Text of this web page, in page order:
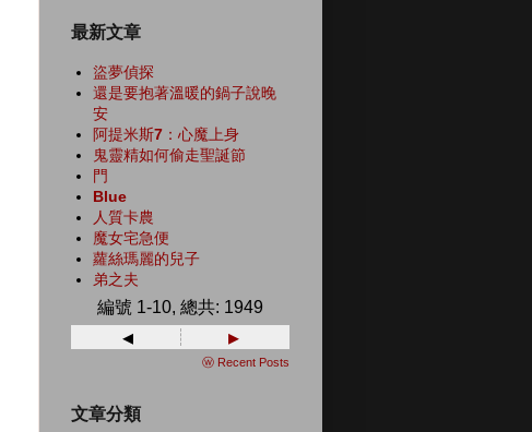
最新文章
盜夢偵探
還是要抱著溫暖的鍋子說晚
安
阿提米斯7：心魔上身
鬼靈精如何偷走聖誕節
門
Blue
人質卡農
魔女宅急便
蘿絲瑪麗的兒子
弟之夫
編號 1-10, 總共: 1949
◂ ▸
ⓦ Recent Posts
文章分類